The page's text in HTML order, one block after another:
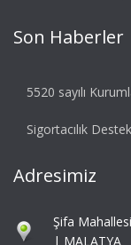
Son Haberler
5520 sayılı
Sigortacılık
Adresimiz
Şifa
| MALATYA